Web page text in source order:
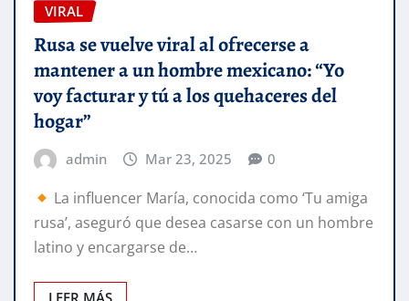
VIRAL
Rusa se vuelve viral al ofrecerse a
mantener a un hombre mexicano: “Yo
voy facturar y tú a los quehaceres del
hogar”
admin Mar 23, 2025 0
La influencer María, conocida como ‘Tu amiga
rusa’, aseguró que desea casarse con un hombre
latino y encargarse de…